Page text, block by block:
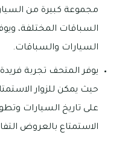
مجموعة كبيرة من
السباقات المختلفة،
السيارات والسباقات.
يوفر المتحف تجربة
حيث يمكن للزوار
على تاريخ السيارات
الاستمتاع بالعروض